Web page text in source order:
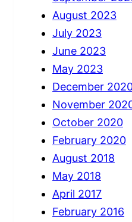
August 2023
July 2023
June 2023
May 2023
December
November
October 2020
February 2020
August 2018
May 2018
April 2017
February 2016